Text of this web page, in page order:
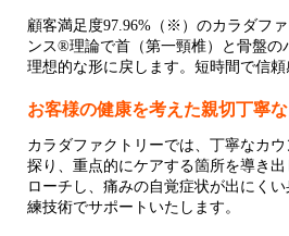
顧客満足度97.96%（※）のカラダフ
ンス®理論で首（第一頸椎）と骨盤の
理想的な形に戻します。短時間で信頼
お客様の健康を考えた親切丁寧
カラダファクトリーでは、丁寧なカ
探り、重点的にケアする箇所を導き
ローチし、痛みの自覚症状が出にく
練技術でサポートいたします。